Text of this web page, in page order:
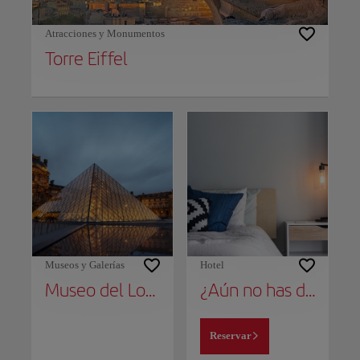
Atracciones y Monumentos
Torre Eiffel
Museos y Galerías
Museo del Louvre
Hotel
¿Aún no has decidido dónde alojarte?
Reservar